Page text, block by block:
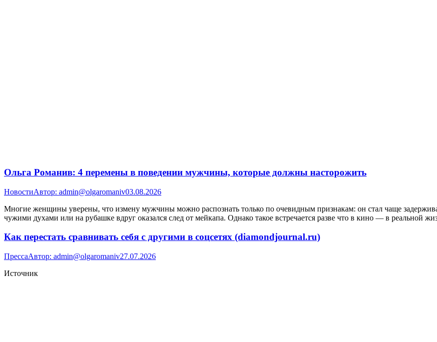
Ольга Романив: 4 перемены в поведении мужчины, которые должны насторожить
НовостиАвтор: admin@olgaromaniv03.08.2026
Многие женщины уверены, что измену мужчины можно распознать только по очевидным признакам: он стал чаще
чужими духами или на рубашке вдруг оказался след от мейкапа. Однако такое встречается разве что в кино — в реальной
Как перестать сравнивать себя с другими в соцсетях (diamondjournal.ru)
ПрессаАвтор: admin@olgaromaniv27.07.2026
Источник